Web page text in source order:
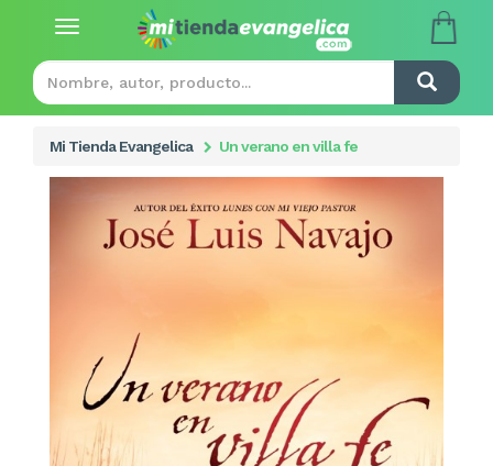
Toggle
Mi Tienda Evangelica Un verano en villa fe